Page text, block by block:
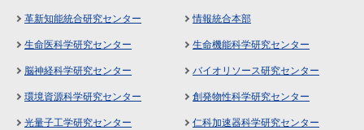
革新知能統合研究センター 情報統合本部
生命医科学研究センター 生命機能科学研究センター
脳神経科学研究センター バイオリソース研究センター
環境資源科学研究センター 創発物性科学研究センター
光量子工学研究センター 仁科加速器科学研究センター